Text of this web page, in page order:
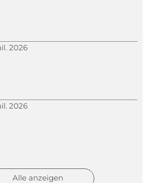
2026
2026
Alle anzeigen